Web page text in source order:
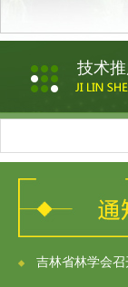
技术
吉林省林学会